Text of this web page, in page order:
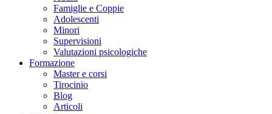
Famiglie e Coppie
Adolescenti
Minori
Supervisioni
Valutazioni psicologiche
Formazione
Master e corsi
Tirocinio
Blog
Articoli